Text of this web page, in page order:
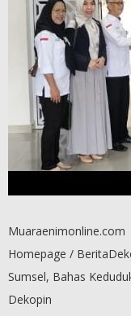
Muaraenimonline.com
Homepage /
Sumsel, Bahas
Dekopin